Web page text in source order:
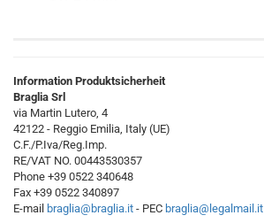
Information Produktsicherheit
Braglia Srl
via Martin Lutero, 4
42122 - Reggio Emilia, Italy (UE)
C.F./P.Iva/Reg.Imp.
RE/VAT NO. 00443530357
Phone +39 0522 340648
Fax +39 0522 340897
E-mail braglia@braglia.it - PEC braglia@legalmail.it